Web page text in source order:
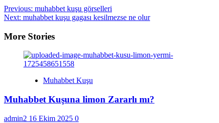
Post
navigation
Previous: muhabbet kuşu görselleri
Next: muhabbet kuşu gagası kesilmezse ne olur
More Stories
Muhabbet Kuşu
Muhabbet Kuşuna limon Zararlı mı?
admin2 16 Ekim 2025 0